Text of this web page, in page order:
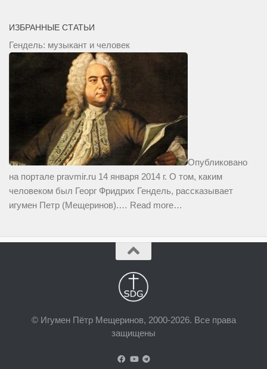
ИЗБРАННЫЕ СТАТЬИ
Гендель: музыкант и человек
Опубликовано
на портале pravmir.ru 14 января 2014 г. О том, каким
человеком был Георг Фридрих Гендель, рассказывает
игумен Петр (Мещеринов).… Read more…
© Игумен Пётр Мещеринов, 2000-2026. Все права
защищены